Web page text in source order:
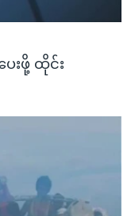
းဖို့ ထိုင်း